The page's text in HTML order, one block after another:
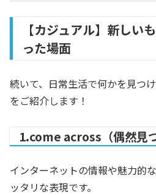
【カジュアル】新しい
った場面
続いて、日常生活で何かを見つ
をご紹介します！
1.come across（偶然見
インターネットの情報や魅力的
ッタリな表現です。